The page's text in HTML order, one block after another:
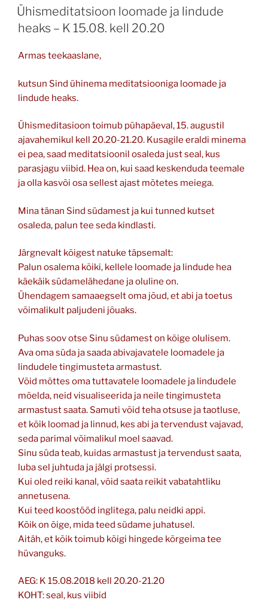
ON
Ühismeditatsioon loomade ja lindude
heaks – K 15.08. kell 20.20
Armas teekaaslane,
kutsun Sind ühinema meditatsiooniga loomade ja
lindude heaks.
Ühismeditasioon toimub pühapäeval, 15. augustil
ajavahemikul kell 20.20-21.20. Kusagile eraldi minema
ei pea, saad meditatsioonil osaleda just seal, kus
parasjagu viibid. Hea on, kui saad keskenduda teemale
ja olla kasvõi osa sellest ajast mõtetes meiega.
Mina tänan Sind südamest ja kui tunned kutset
osaleda, palun tee seda kindlasti.
Järgnevalt kõigest natuke täpsemalt:
Palun osalema kõiki, kellele loomade ja lindude hea
käekäik südamelähedane ja oluline on.
Ühendagem samaaegselt oma jõud, et abi ja toetus
võimalikult paljudeni jõuaks.
Puhas soov otse Sinu südamest on kõige olulisem.
Ava oma süda ja saada abivajavatele loomadele ja
lindudele tingimusteta armastust.
Võid mõttes oma tuttavatele loomadele ja lindudele
mõelda, neid visualiseerida ja neile tingimusteta
armastust saata. Samuti võid teha otsuse ja taotluse,
et kõik loomad ja linnud, kes abi ja tervendust vajavad,
seda parimal võimalikul moel saavad.
Sinu süda teab, kuidas armastust ja tervendust saata,
luba sel juhtuda ja jälgi protsessi.
Kui oled reiki kanal, võid saata reikit vabatahtliku
annetusena.
Kui teed koostööd inglitega, palu neidki appi.
Kõik on õige, mida teed südame juhatusel.
Aitäh, et kõik toimub kõigi hingede kõrgeima tee
hüvanguks.
AEG: K 15.08.2018 kell 20.20-21.20
KOHT: seal, kus viibid